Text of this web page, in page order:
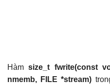
Hàmsize_t fwrite(const
nmemb, FILE *stream)